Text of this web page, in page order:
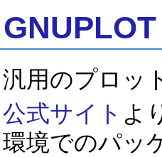
GNUPLOT
汎用のプロッ
公式サイト よ
環境でのパッ